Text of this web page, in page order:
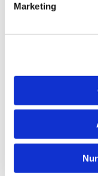
MarketingDies